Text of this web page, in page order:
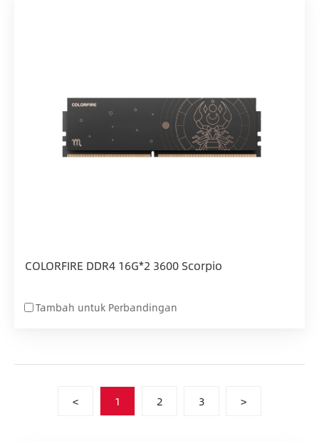
COLORFIRE DDR4 16G*2 3600 Scorpio
Tambah untuk Perbandingan
< 1 2 3 >